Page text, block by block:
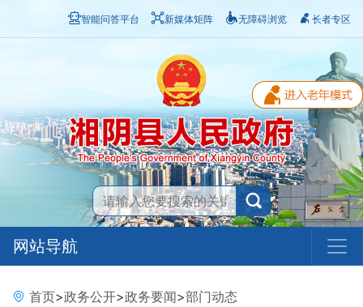
智能问答平台 新媒体矩阵 无障碍浏览 长者专区
网站导航
首页>政务公开>政务要闻>部门动态